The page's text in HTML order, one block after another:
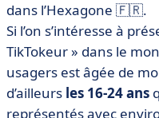
dans l’Hexagone 🇫🇷.
Si l’on s’intéresse à
TikTokeur » dans le
usagers est âgée de
d’ailleurs les 16-24 ans
représentés avec